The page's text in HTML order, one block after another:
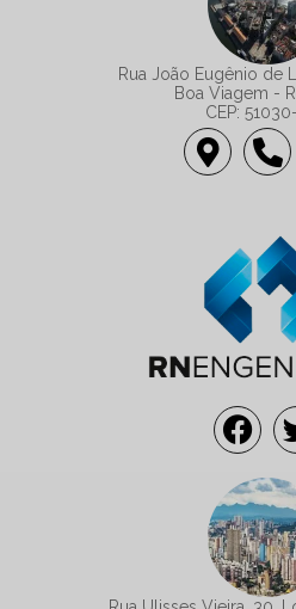
Rua João Eugênio de
Boa Viagem -
CEP: